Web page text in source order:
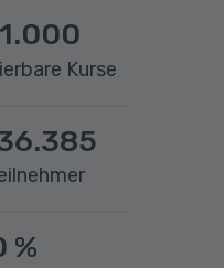
1.000
Kurse
%